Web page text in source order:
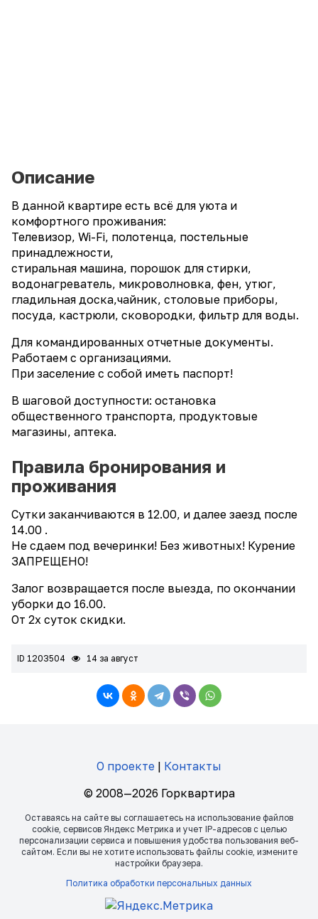
Описание
В данной квартире есть всё для уюта и
комфортного проживания:
Телевизор, Wi-Fi, полотенца, постельные
принадлежности,
стиральная машина, порошок для стирки,
водонагреватель, микроволновка, фен, утюг,
гладильная доска,чайник, столовые приборы,
посуда, кастрюли, сковородки, фильтр для воды.
Для командированных отчетные документы.
Работаем с организациями.
При заселение с собой иметь паспорт!
В шаговой доступности: остановка
общественного транспорта, продуктовые
магазины, аптека.
Правила бронирования и
проживания
Сутки заканчиваются в 12.00, и далее заезд после
14.00 .
Не сдаем под вечеринки! Без животных! Курение
ЗАПРЕЩЕНО!
Залог возвращается после выезда, по окончании
уборки до 16.00.
От 2х суток скидки.
ID 1203504 14 за август
О проекте | Контакты
© 2008—2026 Горквартира
Оставаясь на сайте вы соглашаетесь на использование файлов
сookie, сервисов Яндекс Метрика и учет IP-адресов с целью
персонализации сервиса и повышения удобства пользования веб-
сайтом. Если вы не хотите использовать файлы сookie, измените
настройки браузера.
Политика обработки персональных данных